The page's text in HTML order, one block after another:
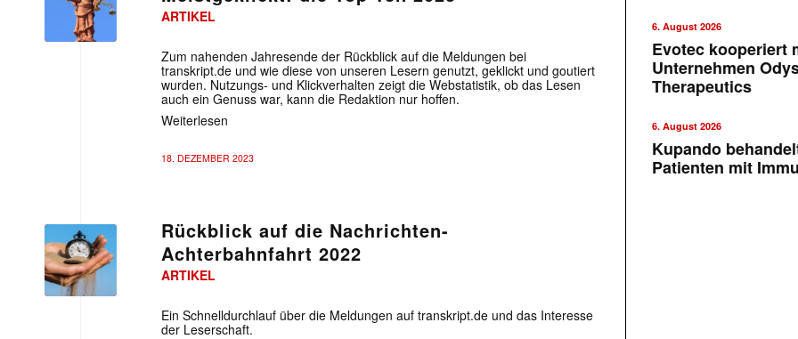
ARTIKEL
Zum nahenden Jahresende der Rückblick auf die Meldungen bei
transkript.de und wie diese von unseren Lesern genutzt, geklickt und goutiert
wurden. Nutzungs- und Klickverhalten zeigt die Webstatistik, ob das Lesen
auch ein Genuss war, kann die Redaktion nur hoffen.
Weiterlesen
18. DEZEMBER 2023
Rückblick auf die Nachrichten-
Achterbahnfahrt 2022
ARTIKEL
Ein Schnelldurchlauf über die Meldungen auf transkript.de und das Interesse
der Leserschaft.
6. August 2026
Evotec kooperiert
Unternehmen
Therapeutics
6. August 2026
Kupando
Patienten mit